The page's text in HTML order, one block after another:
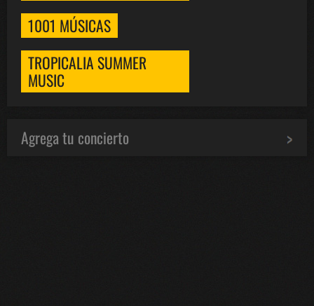
1001 MÚSICAS
TROPICALIA SUMMER
MUSIC
Agrega tu concierto